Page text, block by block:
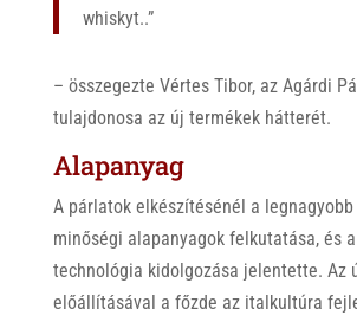
whiskyt..”
– összegezte Vértes Tibor, az Agárdi
tulajdonosa az új termékek hátterét.
Alapanyag
A párlatok elkészítésénél a
minőségi alapanyagok felkutatása, és
technológia kidolgozása jelentette. Az
előállításával a főzde az italkultúra